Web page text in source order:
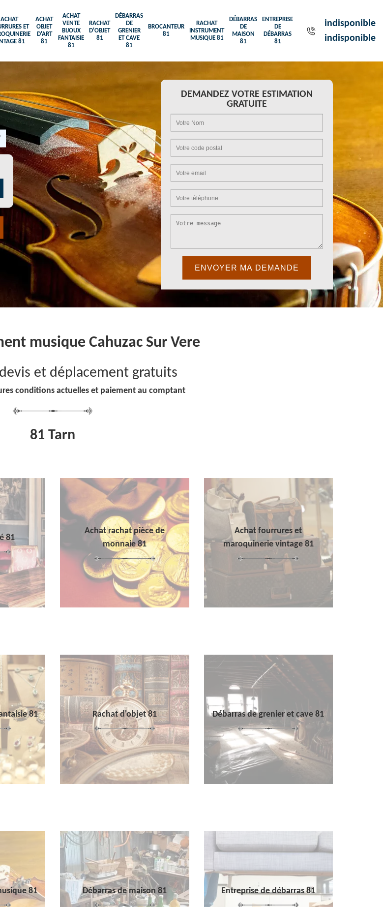
ACHAT
ET
81
ACHAT
OBJET
D'ART
81
ACHAT
VENTE
BIJOUX
FANTAISIE
81
RACHAT
D'OBJET
81
DÉBARRAS
DE
GRENIER
ET CAVE
81
BROCANTEUR
81
RACHAT
INSTRUMENT
MUSIQUE 81
DÉBARRAS
DE
MAISON
81
ENTREPRISE
DE
DÉBARRAS
81
indisponible
indisponible
DEMANDEZ VOTRE ESTIMATION
GRATUITE
musique Cahuzac Sur Vere
et déplacement gratuits
conditions actuelles et paiement au comptant
81 Tarn
81
Achat rachat pièce de
monnaie 81
Achat fourrures et
maroquinerie vintage 81
81 Rachat d'objet 81 Débarras de grenier et cave 81
81 Débarras de maison 81 Entreprise de débarras 81